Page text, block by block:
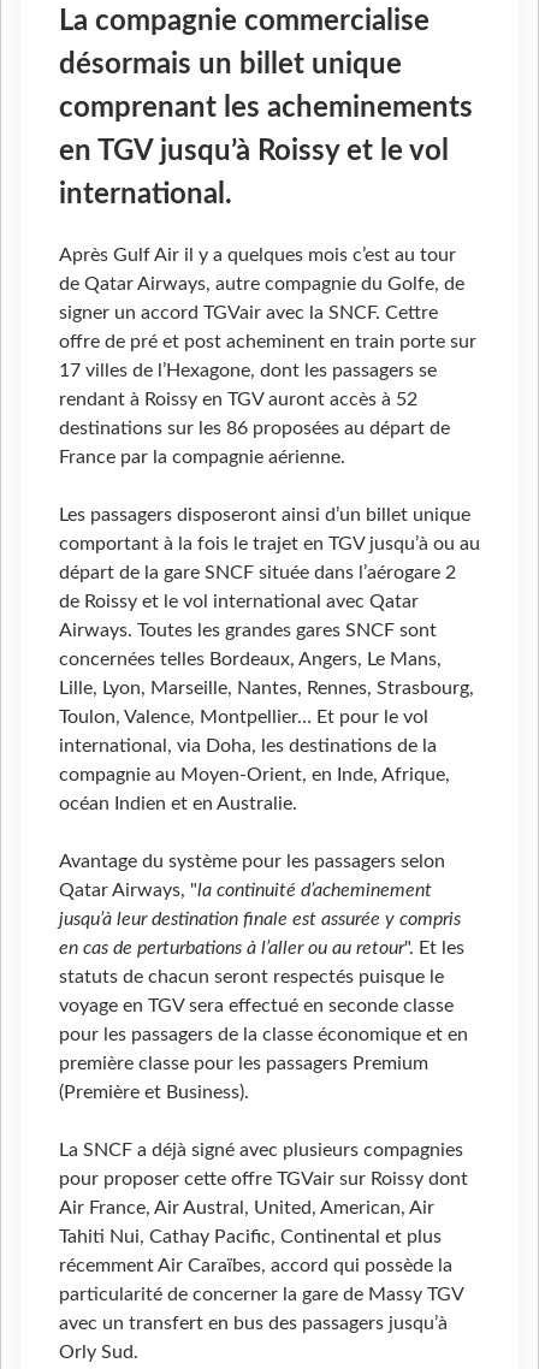
La compagnie commercialise
désormais un billet unique
comprenant les acheminements
en TGV jusqu’à Roissy et le vol
international.
Après Gulf Air il y a quelques mois c’est au tour
de Qatar Airways, autre compagnie du Golfe, de
signer un accord TGVair avec la SNCF. Cettre
offre de pré et post acheminent en train porte sur
17 villes de l’Hexagone, dont les passagers se
rendant à Roissy en TGV auront accès à 52
destinations sur les 86 proposées au départ de
France par la compagnie aérienne.
Les passagers disposeront ainsi d’un billet unique
comportant à la fois le trajet en TGV jusqu’à ou au
départ de la gare SNCF située dans l’aérogare 2
de Roissy et le vol international avec Qatar
Airways. Toutes les grandes gares SNCF sont
concernées telles Bordeaux, Angers, Le Mans,
Lille, Lyon, Marseille, Nantes, Rennes, Strasbourg,
Toulon, Valence, Montpellier… Et pour le vol
international, via Doha, les destinations de la
compagnie au Moyen-Orient, en Inde, Afrique,
océan Indien et en Australie.
Avantage du système pour les passagers selon
Qatar Airways, "la continuité d’acheminement
jusqu’à leur destination finale est assurée y compris
en cas de perturbations à l’aller ou au retour". Et les
statuts de chacun seront respectés puisque le
voyage en TGV sera effectué en seconde classe
pour les passagers de la classe économique et en
première classe pour les passagers Premium
(Première et Business).
La SNCF a déjà signé avec plusieurs compagnies
pour proposer cette offre TGVair sur Roissy dont
Air France, Air Austral, United, American, Air
Tahiti Nui, Cathay Pacific, Continental et plus
récemment Air Caraïbes, accord qui possède la
particularité de concerner la gare de Massy TGV
avec un transfert en bus des passagers jusqu’à
Orly Sud.